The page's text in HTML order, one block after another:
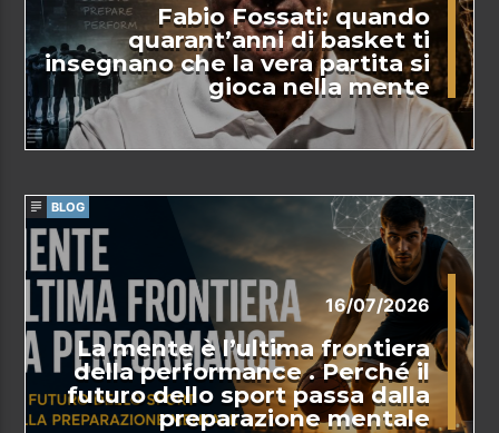
Fabio Fossati: quando
quarant’anni di basket ti
insegnano che la vera partita si
gioca nella mente
BLOG
16/07/2026
La mente è l’ultima frontiera
della performance . Perché il
futuro dello sport passa dalla
preparazione mentale